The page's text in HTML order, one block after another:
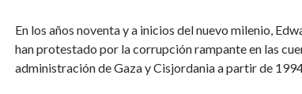
En los años noventa y a inicios del nuevo milenio,
han protestado por la corrupción rampante en las
administración de Gaza y Cisjordania a partir de